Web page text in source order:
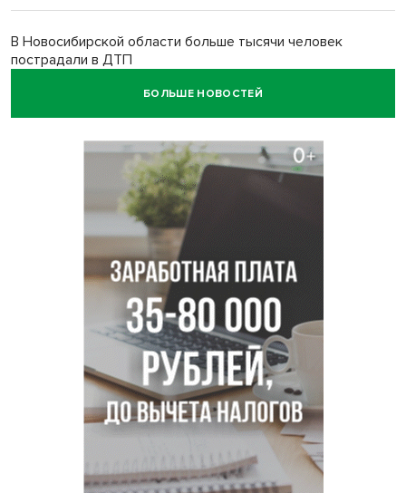
В Новосибирской области больше тысячи человек
пострадали в ДТП
Ячейку международной группировки телефонных
«Мамкиных грабителей» задержали за кражу с
пистолетом в Новосибирске
Царь-томат из Новосибирска побил рекорд России по
весу в 3 кг
В Новосибирской области начинается второй пик
активности клещей
БОЛЬШЕ НОВОСТЕЙ